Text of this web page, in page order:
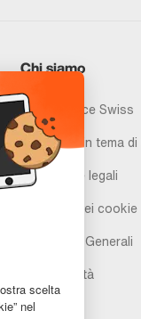
Chi siamo
Recommerce Swiss
Promesse in tema
Avvertenze legali
Gestione dei cookie
Condizioni Generali
Accessibilità